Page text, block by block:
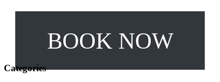
BOOK NOW
Categories